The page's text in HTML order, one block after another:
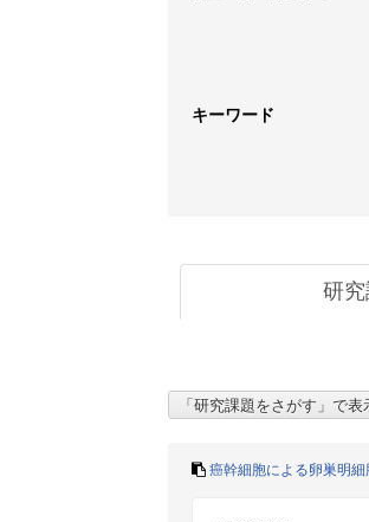
キーワード
研究
癌幹細胞による卵巣明